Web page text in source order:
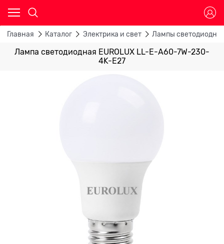
Главная Каталог Электрика и свет Лампы
Лампа светодиодная EUROLUX LL-E-A60-7W-230-
4K-E27